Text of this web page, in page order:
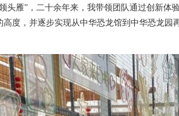
头雁”，二十余年来，我带领团队通过创新体
高度，并逐步实现从中华恐龙馆到中华恐龙